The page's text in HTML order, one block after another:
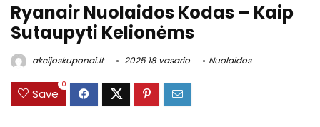
Ryanair Nuolaidos Kodas – Kaip
Sutaupyti Kelionėms
akcijoskuponai.lt 2025 18 vasario Nuolaidos
Save
0